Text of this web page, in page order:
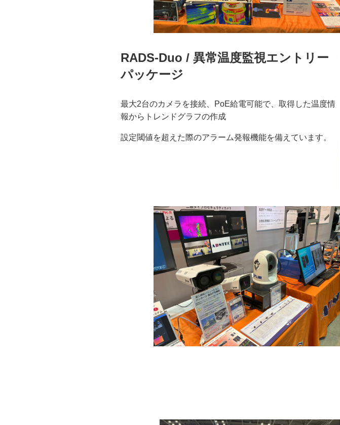
RADS-Duo / 異常温度監視エントリー
パッケージ
最大2台のカメラを接続、PoE給電可能で、取得した温度情
報からトレンドグラフの作成
設定閾値を超えた際のアラーム発報機能を備えています。